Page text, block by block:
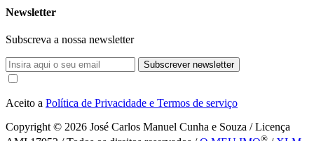
Newsletter
Subscreva a nossa newsletter
Subscrever newsletter
Aceito a Política de Privacidade e Termos de serviço
Copyright © 2026 José Carlos Manuel Cunha e Souza / Licença
®